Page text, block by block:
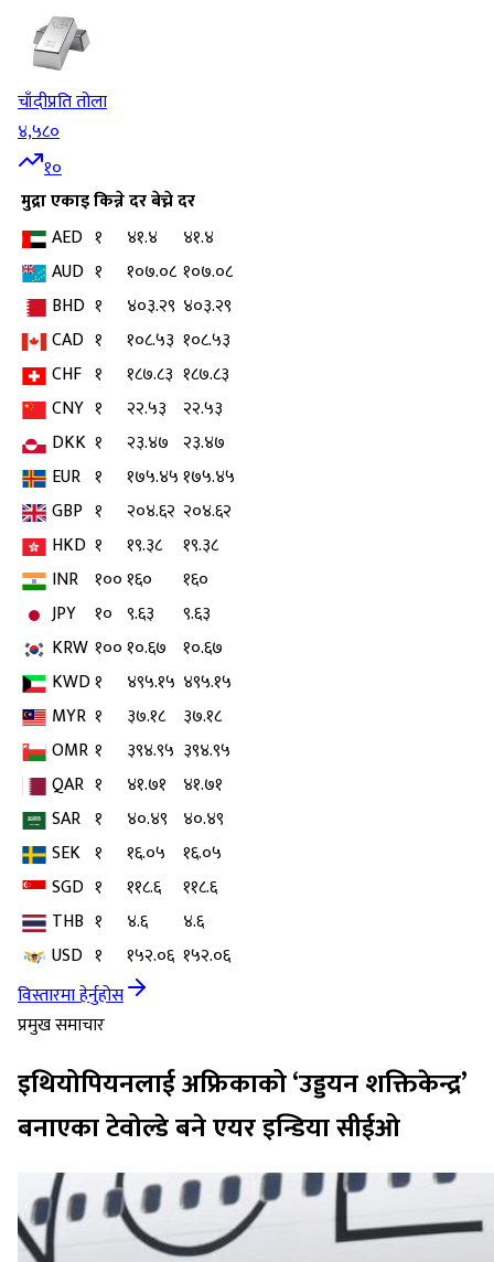
चाँदीप्रति तोला
४,५८०
१०
मुद्राएकाइकिन्ने दरबेच्ने दर
AED १ ४१.४
४१.४
AUD १ १०७.०८ १०७.०८
BHD १ ४०३.२९ ४०३.२९
CAD १ १०८.५३ १०८.५३
CHF १ १८७.८३ १८७.८३
CNY १ २२.५३
२२.५३
DKK १ २३.४७ २३.४७
EUR १ १७५.४५१७५.४५
GBP १ २०४.६२ २०४.६२
HKD १ १९.३८
१९.३८
INR १००१६०
१६०
JPY
१० ९.६३
९.६३
KRW १००१०.६७ १०.६७
KWD१ ४९५.१५ ४९५.१५
MYR १ ३७.१८
३७.१८
OMR १ ३९४.९५ ३९४.९५
QAR १ ४१.७१
४१.७१
SAR १ ४०.४९ ४०.४९
SEK १ १६.०५
१६.०५
SGD १ ११८.६
११८.६
THB १ ४.६
४.६
USD १ १५२.०६ १५२.०६
विस्तारमा हेर्नुहोस
प्रमुख समाचार
इथियोपियनलाई अफ्रिकाको ‘उड्डयन शक्तिकेन्द्र’
बनाएका टेवोल्डे बने एयर इन्डिया सीईओ